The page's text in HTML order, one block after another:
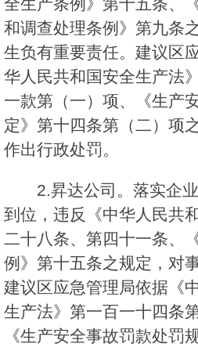
和调查处理条例》第九条
生负有重要责任。建议区
华人民共和国安全生产法
一款第（一）项、《生产
定》第十四条第（二）项
作出行政处罚。
2.昇达公司。落实企
到位，违反《中华人民共
二十八条、第四十一条、
例》第十五条之规定，对
建议区应急管理局依据《
生产法》第一百一十四条
《生产安全事故罚款处罚